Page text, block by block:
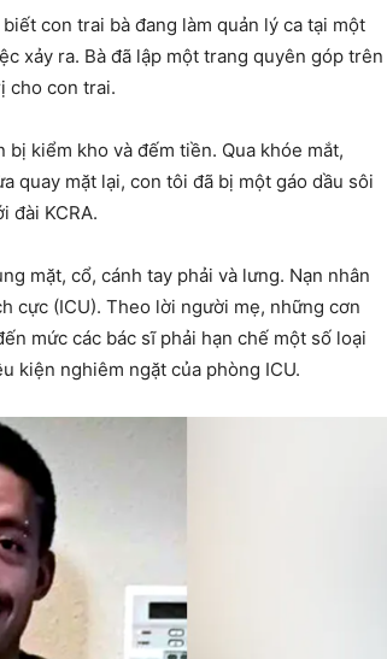
con trai bà đang làm quản lý ca tại một
xảy ra. Bà đã lập một trang quyên góp trên
cho con trai.
kiểm kho và đếm tiền. Qua khóe mắt,
quay mặt lại, con tôi đã bị một gáo dầu sôi
đài KCRA.
mặt, cổ, cánh tay phải và lưng. Nạn nhân
cực (ICU). Theo lời người mẹ, những cơn
mức các bác sĩ phải hạn chế một số loại
kiện nghiêm ngặt của phòng ICU.